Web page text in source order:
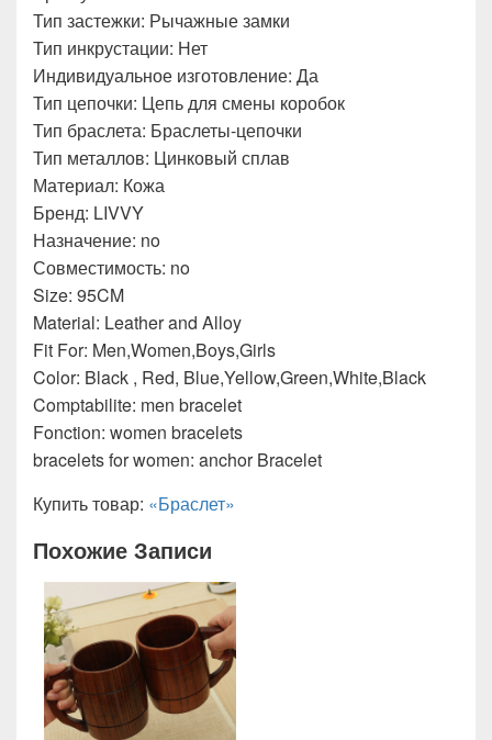
Тип застежки: Рычажные замки
Тип инкрустации: Нет
Индивидуальное изготовление: Да
Тип цепочки: Цепь для смены коробок
Тип браслета: Браслеты-цепочки
Тип металлов: Цинковый сплав
Материал: Кожа
Бренд: LIVVY
Назначение: no
Совместимость: no
Size: 95CM
Material: Leather and Alloy
Fit For: Men,Women,Boys,Girls
Color: Black , Red, Blue,Yellow,Green,White,Black
Comptabilite: men bracelet
Fonction: women bracelets
bracelets for women: anchor Bracelet
Купить товар: «Браслет»
Похожие Записи